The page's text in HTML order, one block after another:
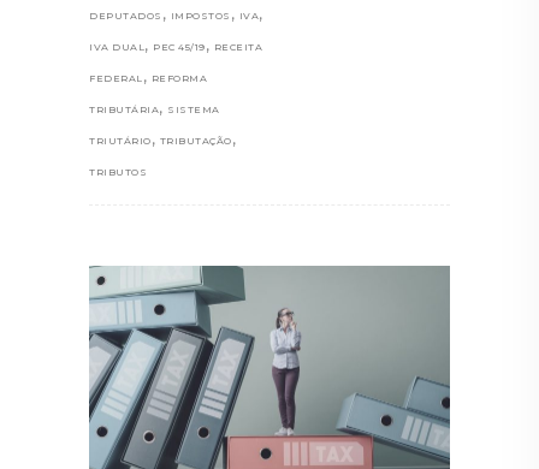
DEPUTADOS , IMPOSTOS , IVA ,
IVA DUAL , PEC 45/19 , RECEITA
FEDERAL , REFORMA
TRIBUTÁRIA , SISTEMA
TRIUTÁRIO , TRIBUTAÇÃO ,
TRIBUTOS